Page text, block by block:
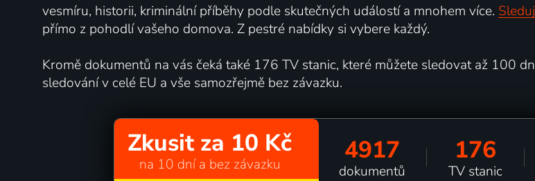
vesmíru, historii, kriminální příběhy podle skutečných událostí a mnohem více.
přímo z pohodlí vašeho domova. Z pestré nabídky si vybere každý.
Kromě dokumentů na vás čeká také 176 TV stanic, které můžete sledovat až 100
sledování v celé EU a vše samozřejmě bez závazku.
Zkusit za 10 Kč
na 10 dní a bez závazku 4917
dokumentů
176
TV stanic